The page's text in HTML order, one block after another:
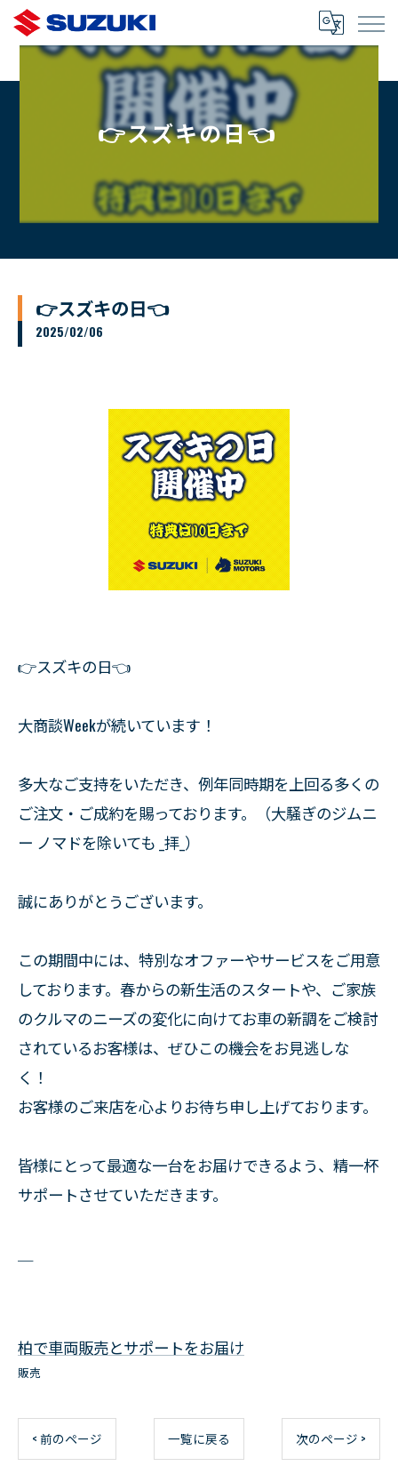
👉スズキの日👈
👉スズキの日👈
2025/02/06
👉スズキの日👈
大商談Weekが続いています！
多大なご支持をいただき、例年同時期を上回る多くの
ご注文・ご成約を賜っております。（大騒ぎのジムニ
ー ノマドを除いても _拝_）
誠にありがとうございます。
この期間中には、特別なオファーやサービスをご用意
しております。春からの新生活のスタートや、ご家族
のクルマのニーズの変化に向けてお車の新調をご検討
されているお客様は、ぜひこの機会をお見逃しな
く！
お客様のご来店を心よりお待ち申し上げております。
皆様にとって最適な一台をお届けできるよう、精一杯
サポートさせていただきます。
柏で車両販売とサポートをお届け
販売
< 前のページ 一覧に戻る 次のページ >